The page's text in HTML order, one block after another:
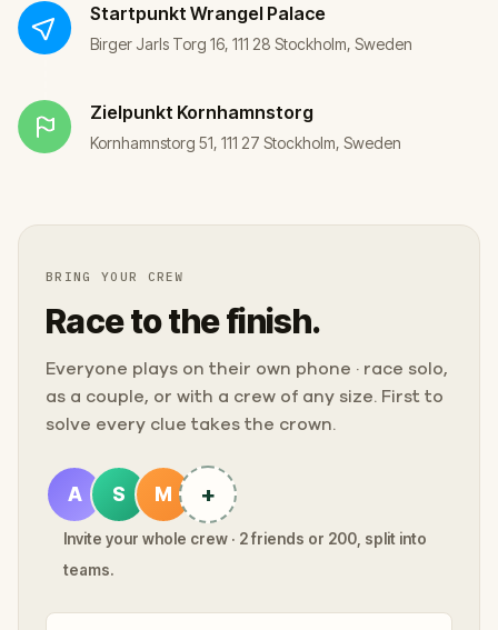
Startpunkt Wrangel Palace
Birger Jarls Torg 16, 111 28 Stockholm, Sweden
Zielpunkt Kornhamnstorg
Kornhamnstorg 51, 111 27 Stockholm, Sweden
BRING YOUR CREW
Race to the finish.
Everyone plays on their own phone · race solo,
as a couple, or with a crew of any size. First to
solve every clue takes the crown.
A S M +
Invite your whole crew · 2 friends or 200, split into
teams.